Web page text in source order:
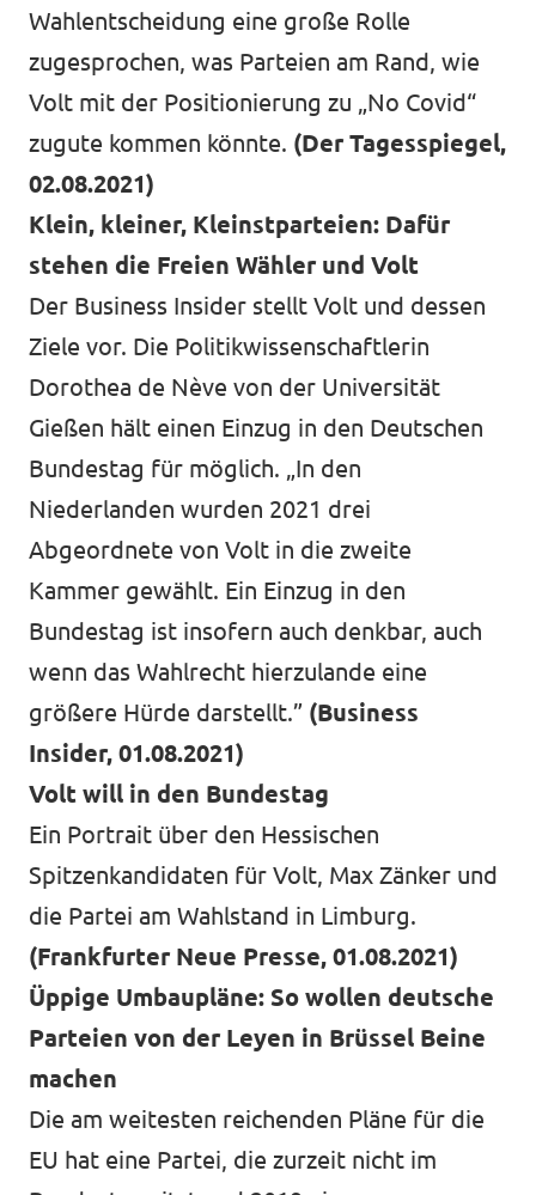
Wahlentscheidung eine große Rolle
zugesprochen, was Parteien am Rand, wie
Volt mit der Positionierung zu „No Covid“
zugute kommen könnte. (Der Tagesspiegel,
02.08.2021)
Klein, kleiner, Kleinstparteien: Dafür
stehen die Freien Wähler und Volt
Der Business Insider stellt Volt und dessen
Ziele vor. Die Politikwissenschaftlerin
Dorothea de Nève von der Universität
Gießen hält einen Einzug in den Deutschen
Bundestag für möglich. „In den
Niederlanden wurden 2021 drei
Abgeordnete von Volt in die zweite
Kammer gewählt. Ein Einzug in den
Bundestag ist insofern auch denkbar, auch
wenn das Wahlrecht hierzulande eine
größere Hürde darstellt.” (Business
Insider, 01.08.2021)
Volt will in den Bundestag
Ein Portrait über den Hessischen
Spitzenkandidaten für Volt, Max Zänker und
die Partei am Wahlstand in Limburg.
(Frankfurter Neue Presse, 01.08.2021)
Üppige Umbaupläne: So wollen deutsche
Parteien von der Leyen in Brüssel Beine
machen
Die am weitesten reichenden Pläne für die
EU hat eine Partei, die zurzeit nicht im